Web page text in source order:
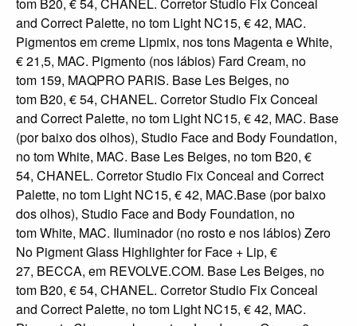
and Correct Palette, no tom Light NC15, € 42, MAC.
Pigmentos em creme Lipmix, nos tons Magenta e White,
€ 21,5, MAC. Pigmento (nos lábios) Fard Cream, no
tom 159, MAQPRO PARIS. Base Les Beiges, no
tom B20, € 54, CHANEL. Corretor Studio Fix Conceal
and Correct Palette, no tom Light NC15, € 42, MAC. Base
(por baixo dos olhos), Studio Face and Body Foundation,
no tom White, MAC. Base Les Beiges, no tom B20, €
54, CHANEL. Corretor Studio Fix Conceal and Correct
Palette, no tom Light NC15, € 42, MAC.Base (por baixo
dos olhos), Studio Face and Body Foundation, no
tom White, MAC. Iluminador (no rosto e nos lábios) Zero
No Pigment Glass Highlighter for Face + Lip, €
27, BECCA, em REVOLVE.COM. Base Les Beiges, no
tom B20, € 54, CHANEL. Corretor Studio Fix Conceal
and Correct Palette, no tom Light NC15, € 42, MAC.